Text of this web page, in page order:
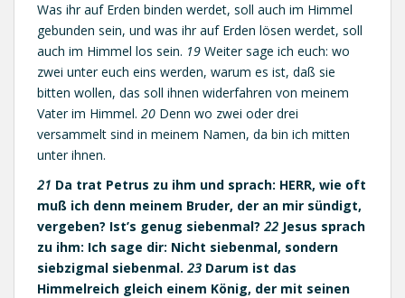
Was ihr auf Erden binden werdet, soll auch im Himmel
gebunden sein, und was ihr auf Erden lösen werdet, soll
auch im Himmel los sein. 19 Weiter sage ich euch: wo
zwei unter euch eins werden, warum es ist, daß sie
bitten wollen, das soll ihnen widerfahren von meinem
Vater im Himmel. 20 Denn wo zwei oder drei
versammelt sind in meinem Namen, da bin ich mitten
unter ihnen.
21 Da trat Petrus zu ihm und sprach: HERR, wie oft
muß ich denn meinem Bruder, der an mir sündigt,
vergeben? Ist’s genug siebenmal? 22 Jesus sprach
zu ihm: Ich sage dir: Nicht siebenmal, sondern
siebzigmal siebenmal. 23 Darum ist das
Himmelreich gleich einem König, der mit seinen